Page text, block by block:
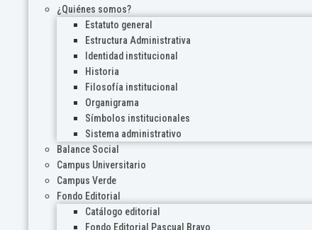
¿Quiénes somos?
Estatuto general
Estructura Administrativa
Identidad institucional
Historia
Filosofía institucional
Organigrama
Símbolos institucionales
Sistema administrativo
Balance Social
Campus Universitario
Campus Verde
Fondo Editorial
Catálogo editorial
Fondo Editorial Pascual Bravo